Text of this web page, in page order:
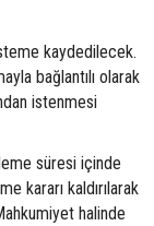
kaydedilecek.
bağlantılı olarak
istenmesi
süresi içinde
kararı kaldırılarak
halinde